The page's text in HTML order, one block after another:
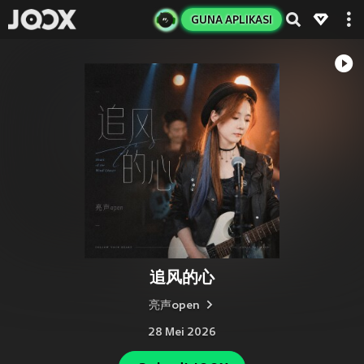
GUNA APLIKASI
追风的心
亮声open
28 Mei 2026